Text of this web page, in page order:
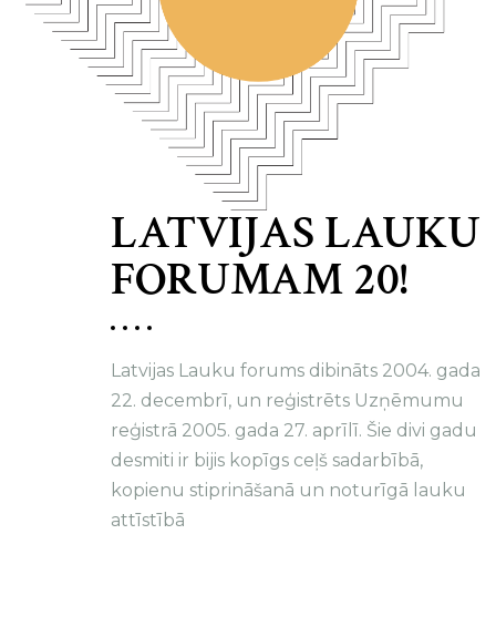
LATVIJAS LAUKU
FORUMAM 20!
Latvijas Lauku forums dibināts 2004. gada
22. decembrī, un reģistrēts Uzņēmumu
reģistrā 2005. gada 27. aprīlī. Šie divi gadu
desmiti ir bijis kopīgs ceļš sadarbībā,
kopienu stiprināšanā un noturīgā lauku
attīstībā